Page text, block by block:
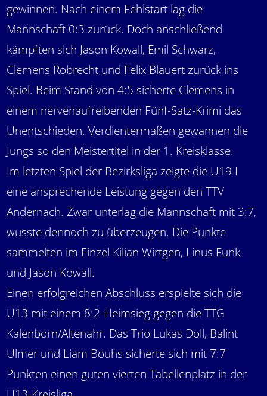
gewinnen. Nach einem Fehlstart lag die
Mannschaft 0:3 zurück. Doch anschließend
kämpften sich Jason Kowall, Emil Schwarz,
Clemens Robrecht und Felix Blauert zurück ins
Spiel. Beim Stand von 4:5 sicherte Clemens in
einem nervenaufreibenden Fünf-Satz-Krimi das
Unentschieden. Verdientermaßen gewannen die
Jungs so den Meistertitel in der 1. Kreisklasse.
Im letzten Spiel der Bezirksliga zeigte die U19 I
eine ansprechende Leistung gegen den TTV
Andernach. Zwar unterlag die Mannschaft mit 3:7,
wusste dennoch zu überzeugen. Die Punkte
sammelten im Einzel Kilian Wirtgen, Linus Funk
und Jason Kowall.
Einen erfolgreichen Abschluss erspielte sich die
U13 mit einem 8:2-Heimsieg gegen die TTG
Kalenborn/Altenahr. Das Trio Lukas Doll, Balint
Ulmer und Liam Bouhs sicherte sich mit 7:7
Punkten einen guten vierten Tabellenplatz in der